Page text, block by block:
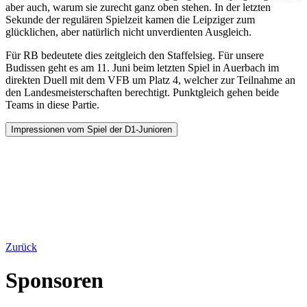
aber auch, warum sie zurecht ganz oben stehen. In der letzten
Sekunde der regulären Spielzeit kamen die Leipziger zum
glücklichen, aber natürlich nicht unverdienten Ausgleich.
Für RB bedeutete dies zeitgleich den Staffelsieg. Für unsere
Budissen geht es am 11. Juni beim letzten Spiel in Auerbach im
direkten Duell mit dem VFB um Platz 4, welcher zur Teilnahme an
den Landesmeisterschaften berechtigt. Punktgleich gehen beide
Teams in diese Partie.
Impressionen vom Spiel der D1-Junioren
Zurück
Sponsoren